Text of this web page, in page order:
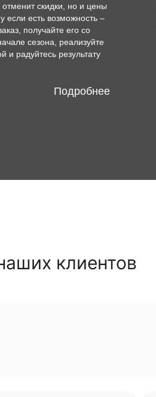
скидки, но и цены
если есть возможность –
получайте его со
сезона, реализуйте
и радуйтесь результату
Подробнее
клиентов